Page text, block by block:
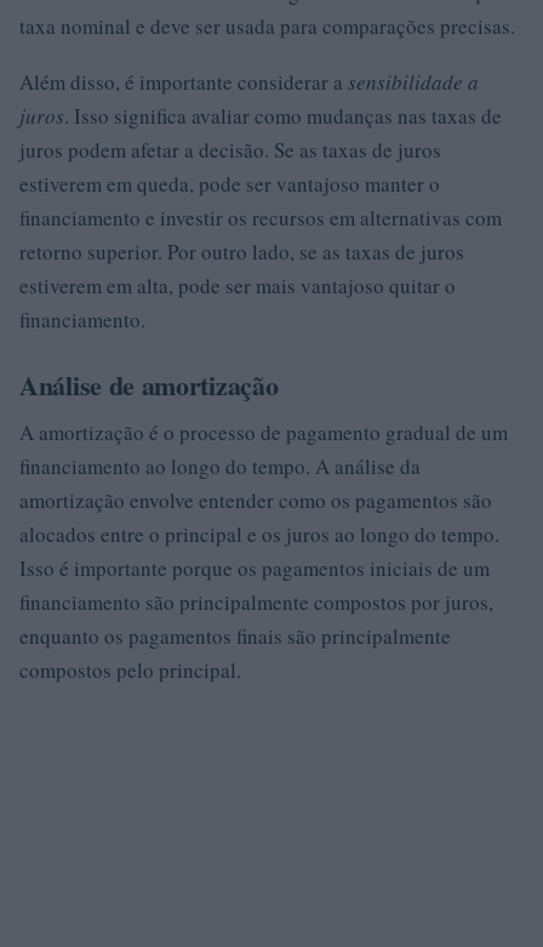
taxa nominal e deve ser usada para comparações precisas.
Além disso, é importante considerar a sensibilidade a
juros. Isso significa avaliar como mudanças nas taxas de
juros podem afetar a decisão. Se as taxas de juros
estiverem em queda, pode ser vantajoso manter o
financiamento e investir os recursos em alternativas com
retorno superior. Por outro lado, se as taxas de juros
estiverem em alta, pode ser mais vantajoso quitar o
financiamento.
Análise de amortização
A amortização é o processo de pagamento gradual de um
financiamento ao longo do tempo. A análise da
amortização envolve entender como os pagamentos são
alocados entre o principal e os juros ao longo do tempo.
Isso é importante porque os pagamentos iniciais de um
financiamento são principalmente compostos por juros,
enquanto os pagamentos finais são principalmente
compostos pelo principal.